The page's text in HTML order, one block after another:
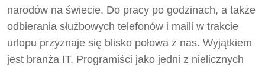
narodów na świecie. Do pracy po godzinach, a także
odbierania służbowych telefonów i maili w trakcie
urlopu przyznaje się blisko połowa z nas. Wyjątkiem
jest branża IT. Programiści jako jedni z nielicznych